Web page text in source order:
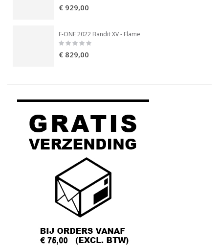
€ 929,00
F-ONE 2022 Bandit XV - Flame
Rating:
€ 829,00